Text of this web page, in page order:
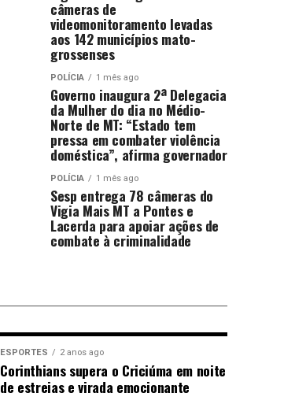
câmeras de
videomonitoramento levadas
aos 142 municípios mato-
grossenses
POLÍCIA 1 mês ago
Governo inaugura 2ª Delegacia
da Mulher do dia no Médio-
Norte de MT: “Estado tem
pressa em combater violência
doméstica”, afirma governador
POLÍCIA 1 mês ago
Sesp entrega 78 câmeras do
Vigia Mais MT a Pontes e
Lacerda para apoiar ações de
combate à criminalidade
ESPORTES 2 anos ago
Corinthians supera o Criciúma em noite
de estreias e virada emocionante